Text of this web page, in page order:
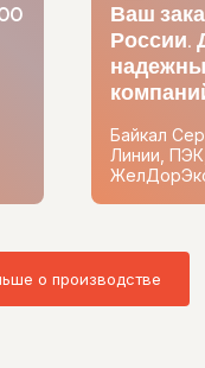
Ваш
России.
Байкал
Линии,
о производстве